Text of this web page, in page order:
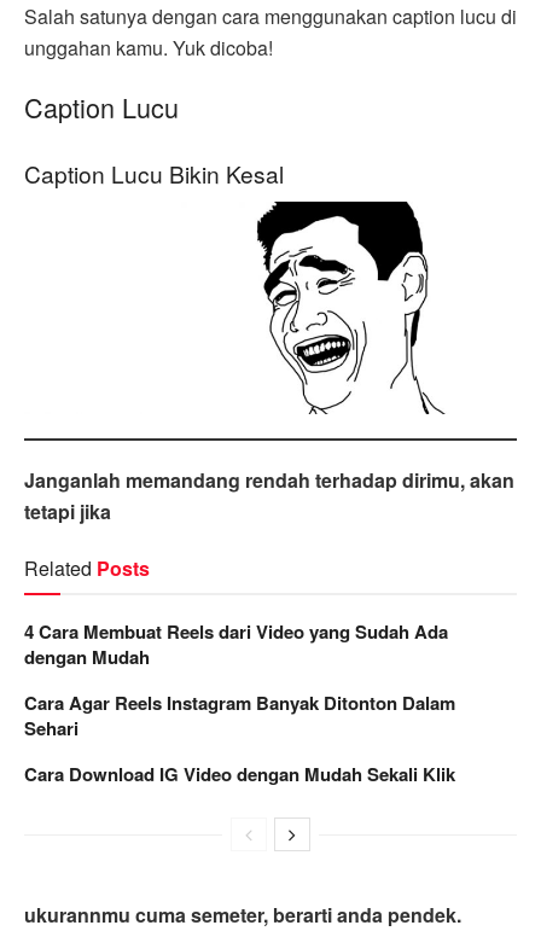
Salah satunya dengan cara menggunakan caption lucu di
unggahan kamu. Yuk dicoba!
Caption Lucu
Caption Lucu Bikin Kesal
Janganlah memandang rendah terhadap dirimu, akan
tetapi jika
Related Posts
4 Cara Membuat Reels dari Video yang Sudah Ada
dengan Mudah
Cara Agar Reels Instagram Banyak Ditonton Dalam
Sehari
Cara Download IG Video dengan Mudah Sekali Klik
ukurannmu cuma semeter, berarti anda pendek.